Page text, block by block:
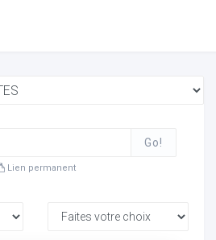
Go!
Lien permanent